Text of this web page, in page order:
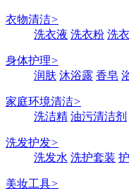
衣物清洁>
洗衣液 洗衣粉 洗
身体护理>
润肤 沐浴露 香皂
家庭环境清洁>
洗洁精 油污清洁剂
洗发护发>
洗发水 洗护套装
美妆工具>